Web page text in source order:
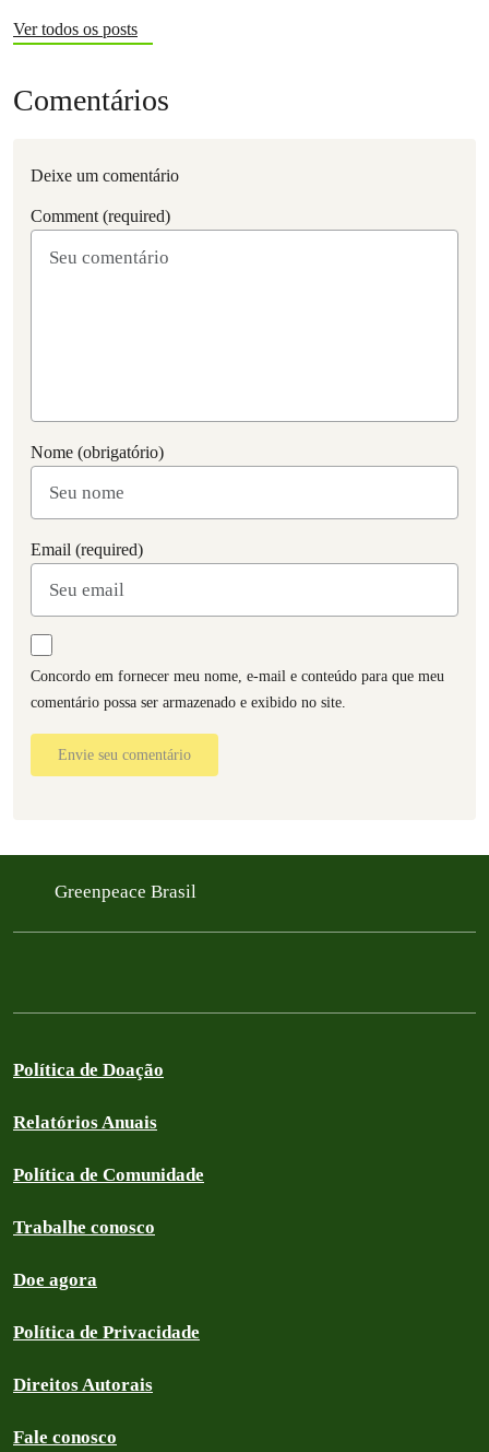
Ver todos os posts
Comentários
Deixe um comentário
Comment (required)
Nome (obrigatório)
Email (required)
Concordo em fornecer meu nome, e-mail e conteúdo para que meu
comentário possa ser armazenado e exibido no site.
Envie seu comentário
Greenpeace Brasil
Política de Doação
Relatórios Anuais
Política de Comunidade
Trabalhe conosco
Doe agora
Política de Privacidade
Direitos Autorais
Fale conosco